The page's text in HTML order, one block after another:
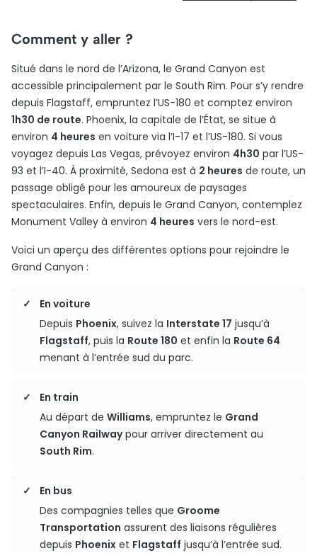
Comment y aller ?
Situé dans le nord de l’Arizona, le Grand Canyon est
accessible principalement par le South Rim. Pour s’y rendre
depuis Flagstaff, empruntez l’US-180 et comptez environ
1h30 de route. Phoenix, la capitale de l’État, se situe à
environ 4 heures en voiture via l’I-17 et l’US-180. Si vous
voyagez depuis Las Vegas, prévoyez environ 4h30 par l’US-
93 et l’I-40. À proximité, Sedona est à 2 heures de route, un
passage obligé pour les amoureux de paysages
spectaculaires. Enfin, depuis le Grand Canyon, contemplez
Monument Valley à environ 4 heures vers le nord-est.
Voici un aperçu des différentes options pour rejoindre le
Grand Canyon :
En voiture
Depuis Phoenix, suivez la Interstate 17 jusqu’à
Flagstaff, puis la Route 180 et enfin la Route 64
menant à l’entrée sud du parc.
En train
Au départ de Williams, empruntez le Grand
Canyon Railwaypour arriver directement au
South Rim.
En bus
Des compagnies telles que Groome
Transportation assurent des liaisons régulières
depuis Phoenix et Flagstaff jusqu’à l’entrée sud.